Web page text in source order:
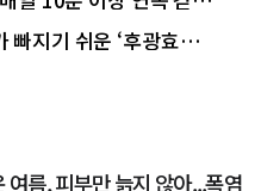
빠지기 쉬운 ‘후광효
여름, 피부만 늙지 않아...폭염